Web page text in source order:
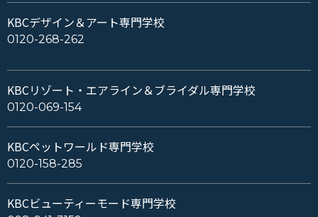
KBCデザイン＆アート専門学校
0120-268-262
KBCリゾート・エアライン＆ブライダル専門学校
0120-069-154
KBCペットワールド専門学校
0120-158-285
KBCビューティーモード専門学校